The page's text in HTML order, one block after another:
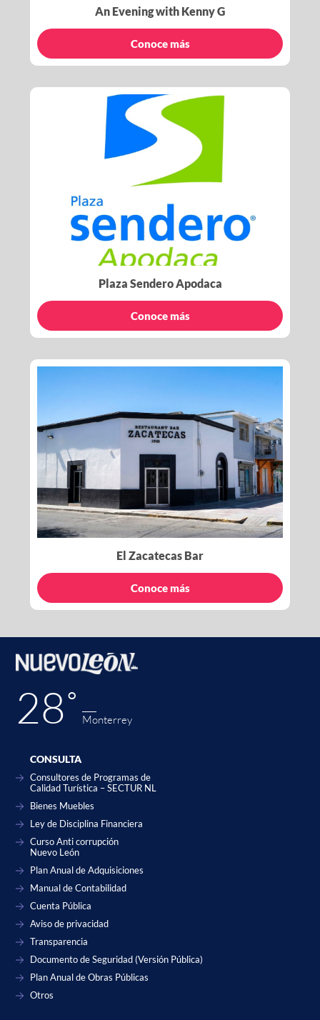
An Evening with Kenny G
Conoce más
Plaza Sendero Apodaca
Conoce más
El Zacatecas Bar
Conoce más
28˚ Monterrey
CONSULTA
Consultores de Programas de
Calidad Turística – SECTUR NL
Bienes Muebles
Ley de Disciplina Financiera
Curso Anti corrupción
Nuevo León
Plan Anual de Adquisiciones
Manual de Contabilidad
Cuenta Pública
Aviso de privacidad
Transparencia
Documento de Seguridad (Versión Pública)
Plan Anual de Obras Públicas
Otros